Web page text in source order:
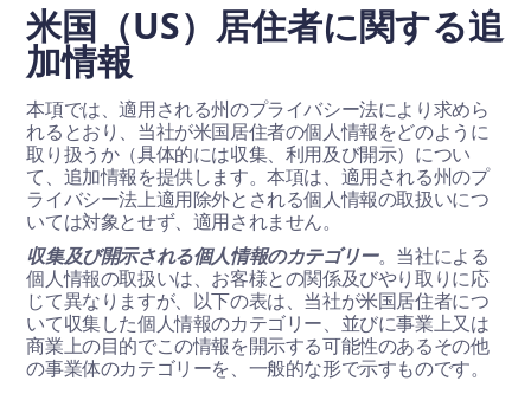
米国（US）居住者に関する追
加情報
本項では、適用される州のプライバシー法により求めら
れるとおり、当社が米国居住者の個人情報をどのように
取り扱うか（具体的には収集、利用及び開示）につい
て、追加情報を提供します。本項は、適用される州のプ
ライバシー法上適用除外とされる個人情報の取扱いにつ
いては対象とせず、適用されません。
収集及び開示される個人情報のカテゴリー。当社による
個人情報の取扱いは、お客様との関係及びやり取りに応
じて異なりますが、以下の表は、当社が米国居住者につ
いて収集した個人情報のカテゴリー、並びに事業上又は
商業上の目的でこの情報を開示する可能性のあるその他
の事業体のカテゴリーを、一般的な形で示すものです。